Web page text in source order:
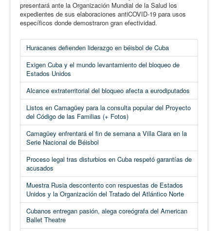
presentará ante la Organización Mundial de la Salud los
expedientes de sus elaboraciones antiCOVID-19 para usos
específicos donde demostraron gran efectividad.
Huracanes defienden liderazgo en béisbol de Cuba
Exigen Cuba y el mundo levantamiento del bloqueo de
Estados Unidos
Alcance extraterritorial del bloqueo afecta a eurodiputados
Listos en Camagüey para la consulta popular del Proyecto
del Código de las Familias (+ Fotos)
Camagüey enfrentará el fin de semana a Villa Clara en la
Serie Nacional de Béisbol
Proceso legal tras disturbios en Cuba respetó garantías de
acusados
Muestra Rusia descontento con respuestas de Estados
Unidos y la Organización del Tratado del Atlántico Norte
Cubanos entregan pasión, alega coreógrafa del American
Ballet Theatre